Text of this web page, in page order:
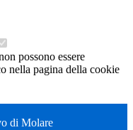
possono essere
nella pagina della cookie
di Molare